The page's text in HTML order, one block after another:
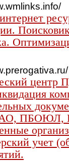
центр
ПБОЮЛ,
учет